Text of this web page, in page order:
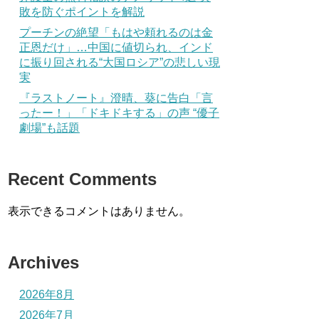
敗を防ぐポイントを解説
プーチンの絶望「もはや頼れるのは金
正恩だけ」…中国に値切られ、インド
に振り回される“大国ロシア”の悲しい現
実
『ラストノート』澄晴、葵に告白「言
ったー！」「ドキドキする」の声 “優子
劇場”も話題
Recent Comments
表示できるコメントはありません。
Archives
2026年8月
2026年7月